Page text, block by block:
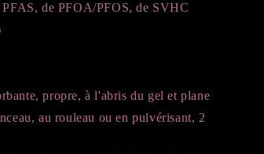
de PFOA/PFOS, de SVHC
propre, à l'abris du gel et plane
au rouleau ou en pulvérisant, 2